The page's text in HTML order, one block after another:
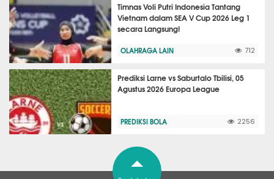
Timnas Voli Putri Indonesia Tantang
Vietnam dalam SEA V Cup 2026 Leg 1
secara Langsung!
OLAHRAGA LAIN 712
Prediksi Larne vs Saburtalo Tbilisi, 05
Agustus 2026 Europa League
PREDIKSI BOLA 2256